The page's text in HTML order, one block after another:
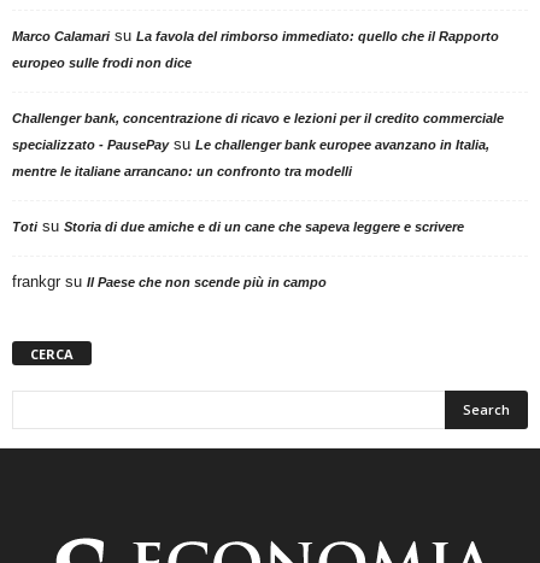
Marco Calamarisu La favola del rimborso immediato: quello che il Rapporto
europeo sulle frodi non dice
Challenger bank, concentrazione di ricavo e lezioni per il credito commerciale
specializzato - PausePaysu Le challenger bank europee avanzano in Italia,
mentre le italiane arrancano: un confronto tra modelli
Totisu Storia di due amiche e di un cane che sapeva leggere e scrivere
frankgr su Il Paese che non scende più in campo
CERCA